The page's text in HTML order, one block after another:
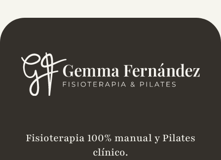
Fisioterapia 100% manual y Pilates
clínico.